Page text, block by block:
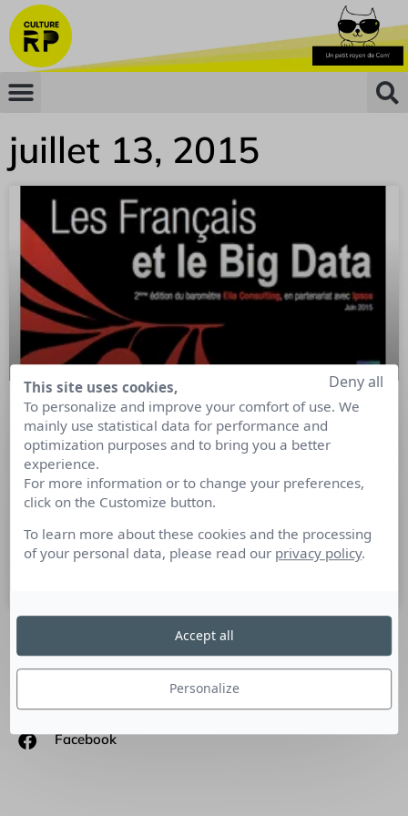
juillet 13, 2015
Infographie : Données personnelles, le
paradoxe français
Elia Consulting a publié les résultats de la seconde édition de
personnelles« , réaliséavec IPSOS. Le baromètre de 2015
SUIVEZ-NOUS
Facebook
This site uses cookies,
To personalize and improve your comfort of use. We
mainly use statistical data for performance and
optimization purposes and to bring you a better
experience.
For more information or to change your preferences,
click on the Customize button.
To learn more about these cookies and the processing
of your personal data, please read our privacy policy.
Personalize
Deny all
Accept all